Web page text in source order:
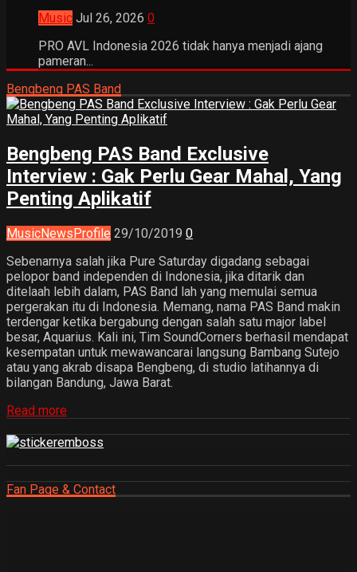
Music Jul 26, 2026 0
PRO AVL Indonesia 2026 tidak hanya menjadi ajang
pameran...
Bengbeng PAS Band
Bengbeng PAS Band Exclusive
Interview : Gak Perlu Gear Mahal, Yang
Penting Aplikatif
MusicNewsProfile 29/10/2019 0
Sebenarnya salah jika Pure Saturday digadang sebagai
pelopor band independen di Indonesia, jika ditarik dan
ditelaah lebih dalam, PAS Band lah yang memulai semua
pergerakan itu di Indonesia. Memang, nama PAS Band makin
terdengar ketika bergabung dengan salah satu major label
besar, Aquarius. Kali ini, Tim SoundCorners berhasil mendapat
kesempatan untuk mewawancarai langsung Bambang Sutejo
atau yang akrab disapa Bengbeng, di studio latihannya di
bilangan Bandung, Jawa Barat.
Read more
Fan Page & Contact